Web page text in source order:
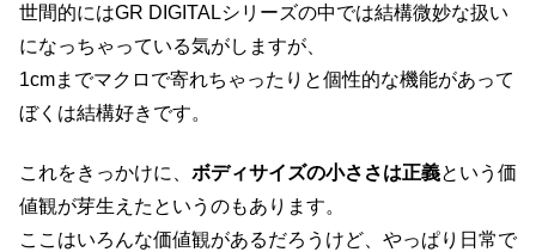
世間的にはGR DIGITALシリーズの中では結構微妙な扱い
になっちゃっている気がしますが、
1cmまでマクロで寄れちゃったりと個性的な機能があって
ぼくは結構好きです。
これをきっかけに、 ボディサイズの小ささは正義という価
値観が芽生えたというのもあります。
ここはいろんな価値観があるだろうけど、やっぱり日常で